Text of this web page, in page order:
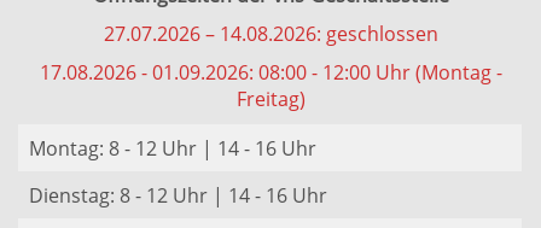
27.07.2026 – 14.08.2026: geschlossen
17.08.2026 - 01.09.2026: 08:00 - 12:00 Uhr (Montag -
Freitag)
Montag: 8 - 12 Uhr | 14 - 16 Uhr
Dienstag: 8 - 12 Uhr | 14 - 16 Uhr